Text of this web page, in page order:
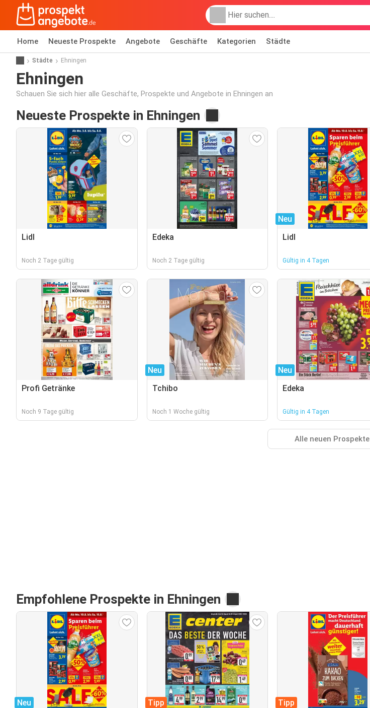
Home Neueste Prospekte Angebote Geschäfte Kategorien Städte
Städte Ehningen
Ehningen
Schauen Sie sich hier alle Geschäfte, Prospekte und Angebote in Ehningen an
Neueste Prospekte in Ehningen
Lidl
Noch 2 Tage gültig
Edeka
Noch 2 Tage gültig
Neu
Lidl
Gültig in 4 Tagen
Profi Getränke
Noch 9 Tage gültig
Neu
Tchibo
Noch 1 Woche gültig
Neu
Edeka
Gültig in 4 Tagen
Alle neuen Prospekte
Empfohlene Prospekte in Ehningen
Neu
Tipp
Tipp